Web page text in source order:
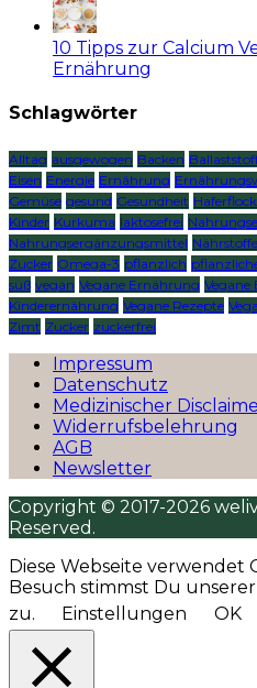
10 Tipps zur Calcium
Ernährung
Schlagwörter
Alltag ausgewogen Backen
Eisen Energie Ernährung
Gemüse gesund Gesundheit
Kinder Kurkuma laktosefrei
Nahrungsergänzungsmittel Nährstoffe
Zucker Omega-3 pflanzlich
süß vegan Vegane Ernährung
Kinderernährung Vegane Rezepte
Zimt Zucker zuckerfrei
Impressum
Datenschutz
Medizinischer
Widerrufsbelehrung
AGB
Newsletter
Copyright © 2017-2026
Reserved.
Diese Webseite verwendet
Besuch stimmst Du unserer
zu.
Einstellungen OK